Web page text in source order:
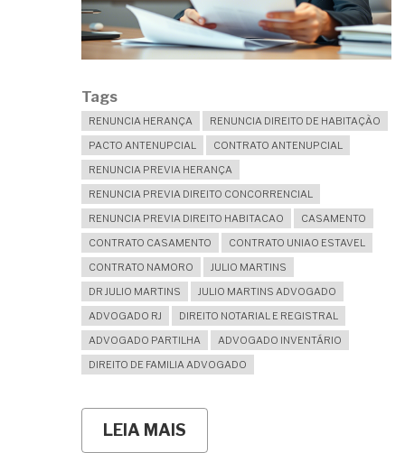
Tags
RENUNCIA HERANÇA
RENUNCIA DIREITO DE HABITAÇÃO
PACTO ANTENUPCIAL
CONTRATO ANTENUPCIAL
RENUNCIA PREVIA HERANÇA
RENUNCIA PREVIA DIREITO CONCORRENCIAL
RENUNCIA PREVIA DIREITO HABITACAO
CASAMENTO
CONTRATO CASAMENTO
CONTRATO UNIAO ESTAVEL
CONTRATO NAMORO
JULIO MARTINS
DR JULIO MARTINS
JULIO MARTINS ADVOGADO
ADVOGADO RJ
DIREITO NOTARIAL E REGISTRAL
ADVOGADO PARTILHA
ADVOGADO INVENTÁRIO
DIREITO DE FAMILIA ADVOGADO
LEIA MAIS